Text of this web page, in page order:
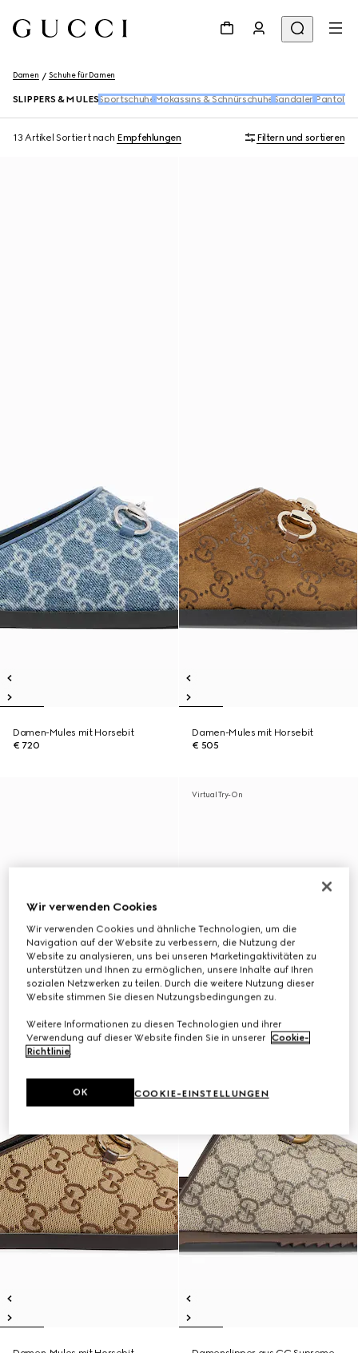
Damen Schuhe für Damen
SLIPPERS & MULES SportschuheMokassins & Schnürschuhe Sandalen
13 Artikel Sortiert nach Empfehlungen Filtern und sortieren
Damen-Mules mit Horsebit
€ 720
Damen-Mules mit Horsebit
€ 505
Virtual Try-On
Wir verwenden Cookies
Wir verwenden Cookies und ähnliche Technologien, um die
Navigation auf der Website zu verbessern, die Nutzung der
Website zu analysieren, uns bei unseren Marketingaktivitäten zu
unterstützen und Ihnen zu ermöglichen, unsere Inhalte auf Ihren
sozialen Netzwerken zu teilen. Durch die weitere Nutzung dieser
Website stimmen Sie diesen Nutzungsbedingungen zu.
Weitere Informationen zu diesen Technologien und ihrer
Verwendung auf dieser Website finden Sie in unserer Cookie-
Richtlinie.
COOKIE-EINSTELLUNGEN
OK